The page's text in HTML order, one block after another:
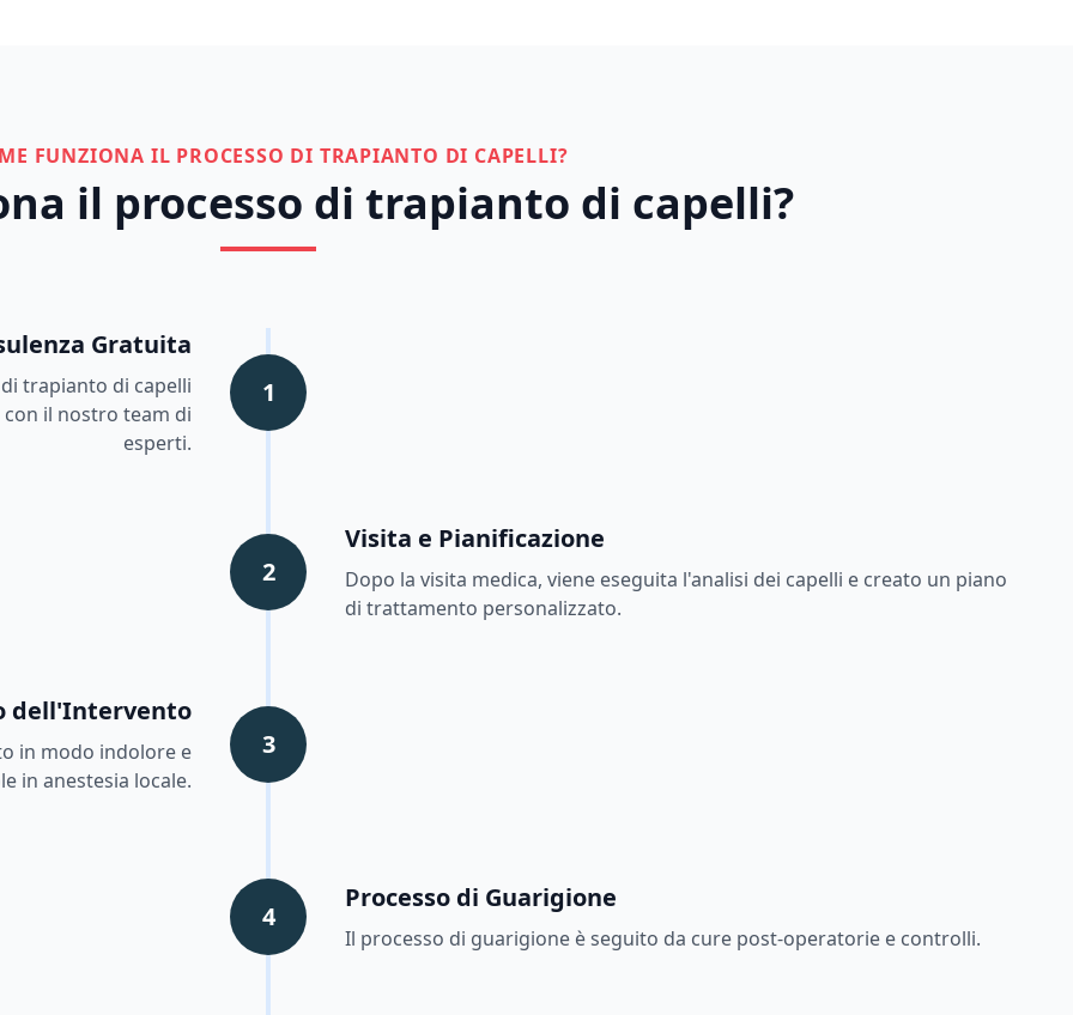
FUNZIONA IL PROCESSO DI TRAPIANTO DI CAPELLI?
il processo di trapianto di capelli?
Gratuita
trapianto di capelli
il nostro team di
esperti.
1
2
Visita e Pianificazione
Dopo la visita medica, viene eseguita l'analisi dei capelli e creato un piano
di trattamento personalizzato.
dell'Intervento
in modo indolore e
in anestesia locale.
3
4
Processo di Guarigione
Il processo di guarigione è seguito da cure post-operatorie e controlli.